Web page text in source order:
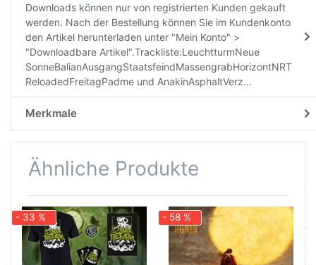
Downloads können nur von registrierten Kunden gekauft
werden. Nach der Bestellung können Sie im Kundenkonto
den Artikel herunterladen unter "Mein Konto" >
"Downloadbare Artikel".Trackliste:LeuchtturmNeue
SonneBalianAusgangStaatsfeindMassengrabHorizontNRT
ReloadedFreitagPadme und AnakinAsphaltVerz...
Merkmale
Ähnliche Produkte
- 33 % - 58 %